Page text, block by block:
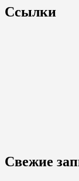
Ссылки
Свежие